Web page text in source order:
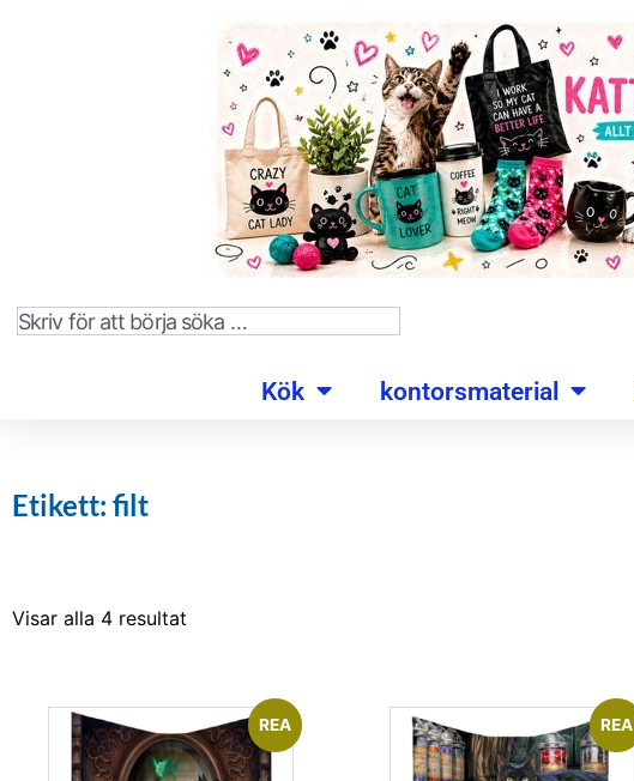
Kök kontorsmaterial
Etikett: filt
Visar alla 4 resultat
REA REA